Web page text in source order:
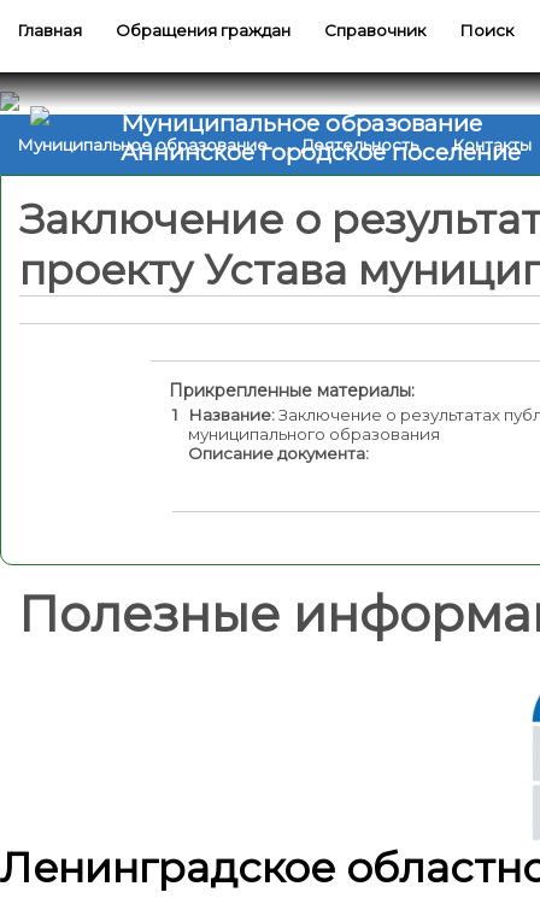
Главная Обращения граждан Справочник Поиск
Муниципальное образование
Аннинское городское поселение
Муниципальное образование Деятельность Контакты
Заключение о
проекту Устава
Прикрепленные материалы:
1 Название:Заключение о результатах
муниципального образования
Описание документа:
Полезные
Ленинградское